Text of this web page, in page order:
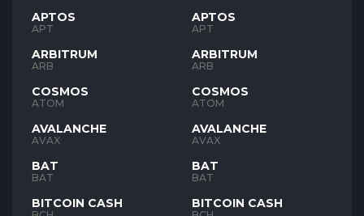
APTOS
APT
ARBITRUM
ARB
COSMOS
ATOM
AVALANCHE
AVAX
BAT
BAT
BITCOIN CASH
APTOS
APT
ARBITRUM
ARB
COSMOS
ATOM
AVALANCHE
AVAX
BAT
BAT
BITCOIN CASH